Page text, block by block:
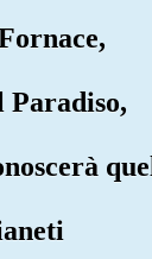
Paradiso,